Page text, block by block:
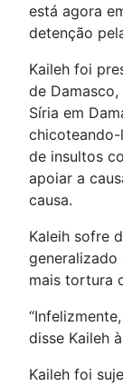
está agora
detenção
Kaileh foi
de
Síria em
de insultos
apoiar a
causa.
Kaleih sofre
generalizado
mais tortura
disse Kaileh
Kaileh foi